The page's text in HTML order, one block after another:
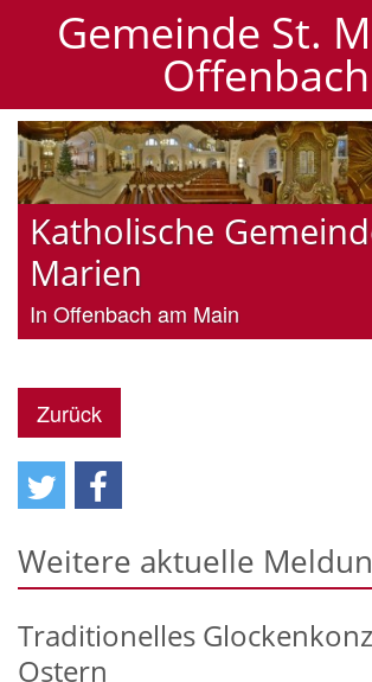
Gemeinde St.
Offenbach
Katholische
Marien
In Offenbach am Main
Zurück
Weitere aktuelle
Traditionelles
Ostern